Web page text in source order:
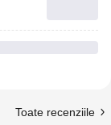
Toate recenziile